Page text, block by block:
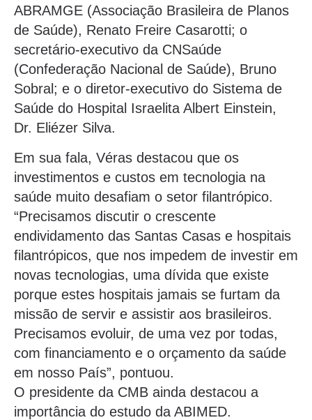
ABRAMGE (Associação Brasileira de Planos
de Saúde), Renato Freire Casarotti; o
secretário-executivo da CNSaúde
(Confederação Nacional de Saúde), Bruno
Sobral; e o diretor-executivo do Sistema de
Saúde do Hospital Israelita Albert Einstein,
Dr. Eliézer Silva.
Em sua fala, Véras destacou que os
investimentos e custos em tecnologia na
saúde muito desafiam o setor filantrópico.
“Precisamos discutir o crescente
endividamento das Santas Casas e hospitais
filantrópicos, que nos impedem de investir em
novas tecnologias, uma dívida que existe
porque estes hospitais jamais se furtam da
missão de servir e assistir aos brasileiros.
Precisamos evoluir, de uma vez por todas,
com financiamento e o orçamento da saúde
em nosso País”, pontuou.
O presidente da CMB ainda destacou a
importância do estudo da ABIMED.